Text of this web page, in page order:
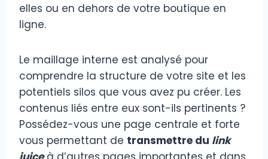
elles ou en dehors de votre boutique en
ligne.
Le maillage interne est analysé pour
comprendre la structure de votre site et les
potentiels silos que vous avez pu créer. Les
contenus liés entre eux sont-ils pertinents ?
Possédez-vous une page centrale et forte
vous permettant de transmettre du link